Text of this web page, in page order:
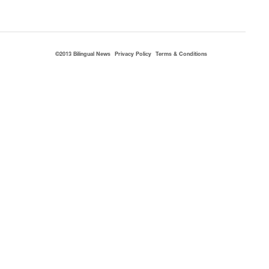
©2013 Bilingual News Privacy Policy Terms & Conditions